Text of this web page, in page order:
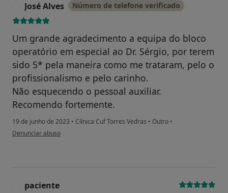
José Alves Número de telefone verificado
Um grande agradecimento a equipa do bloco
operatório em especial ao Dr. Sérgio, por terem
sido 5* pela maneira como me trataram, pelo o
profissionalismo e pelo carinho.
Não esquecendo o pessoal auxiliar.
Recomendo fortemente.
19 de junho de 2023 • Clínica Cuf Torres Vedras • Outro •
na opinião do utilizador José Alves
Denunciar abuso
paciente